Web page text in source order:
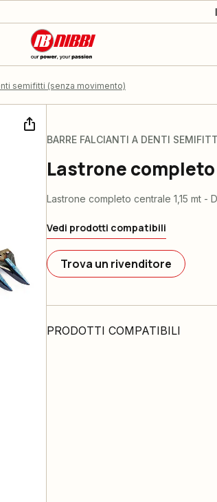
semifitti (senza movimento)
BARRE FALCIANTI A DENTI
Lastrone
Lastrone completo centrale 1,15 mt -
Vedi prodotti compatibili
Trova un rivenditore
PRODOTTI COMPATIBILI